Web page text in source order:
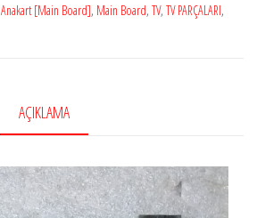
Anakart [Main Board], Main Board, TV, TV PARÇALARI,
AÇIKLAMA